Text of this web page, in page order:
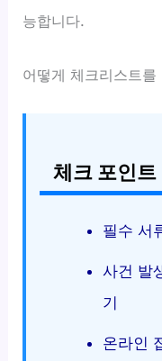
능합니다.
어떻게 체크리스트
체크 포인트
필수 서
사건 발
기
온라인